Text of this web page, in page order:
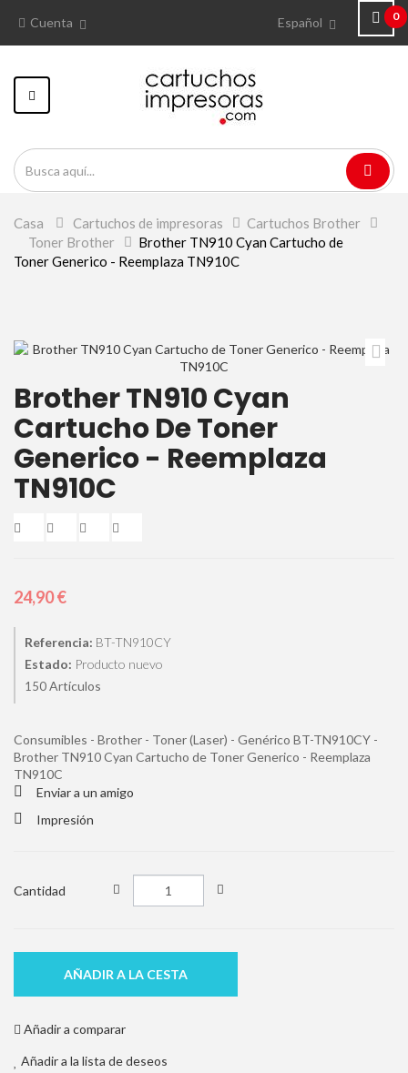
0
Español
Cuenta
Navegación
Toggle
Casa > Cartuchos de impresoras > Cartuchos Brother
Toner Brother > Brother TN910 Cyan Cartucho de
Toner Generico - Reemplaza TN910C
Brother TN910 Cyan
Cartucho De Toner
Generico - Reemplaza
TN910C
24,90 €
Referencia: BT-TN910CY
Estado: Producto nuevo
150Artículos
Consumibles - Brother - Toner (Laser) - Genérico BT-TN910CY -
Brother TN910 Cyan Cartucho de Toner Generico - Reemplaza
TN910C
Enviar a un amigo
Impresión
Cantidad
AÑADIR A LA CESTA
Añadir a comparar
Añadir a la lista de deseos